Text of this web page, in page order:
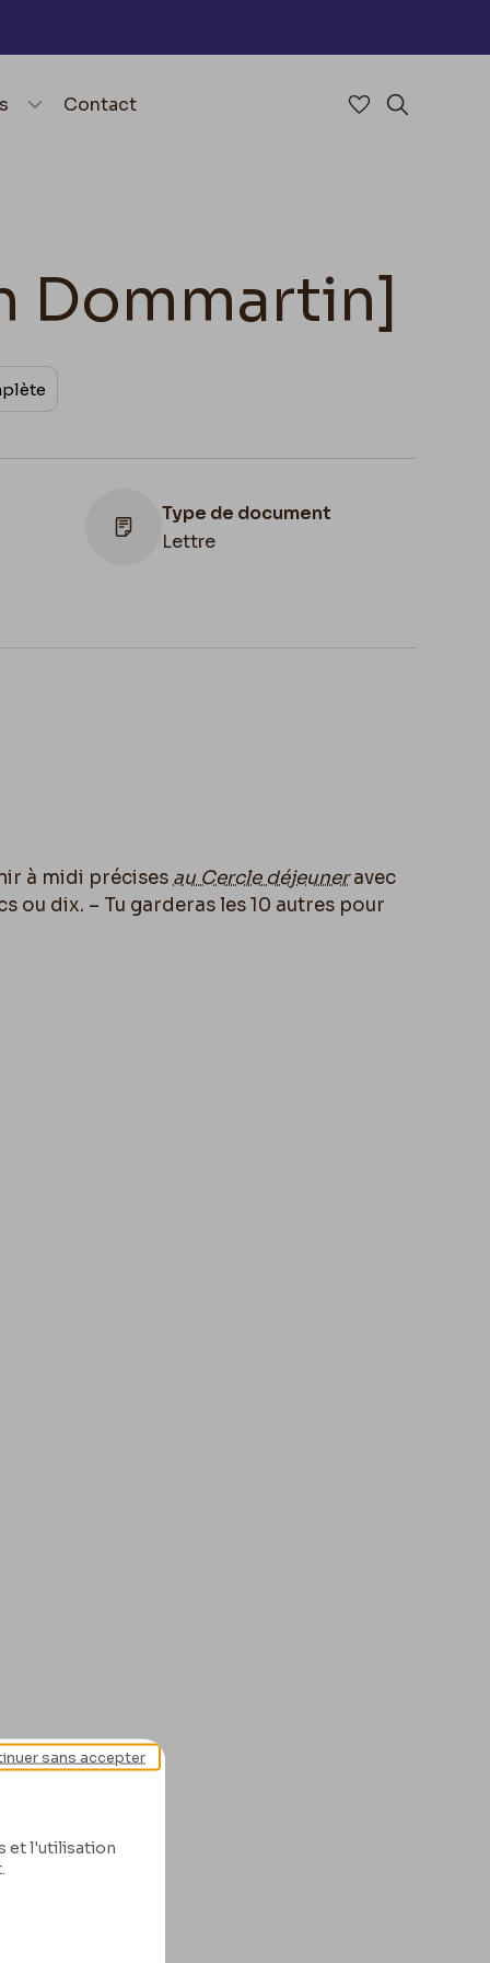
Contact Accéder à
Dommartin]
Type de document
Lettre
Belgique, Bruxelles, Bibliothèque royale
à midi précises au Cercle déjeuneravec
ou dix. – Tu garderas les 10 autres pour
et l'utilisation
sans accepter